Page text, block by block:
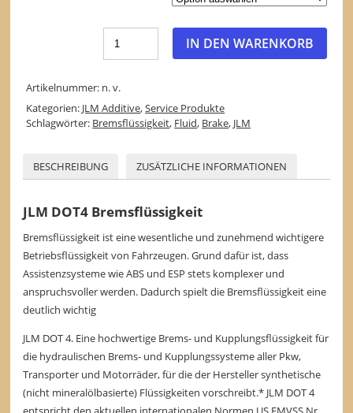
IN DEN WARENKORB
Artikelnummer: n. v.
Kategorien: JLM Additive,Service Produkte
Schlagwörter: Bremsflüssigkeit, Fluid, Brake, JLM
BESCHREIBUNG ZUSÄTZLICHE INFORMATIONEN
JLM DOT4 Bremsflüssigkeit
Bremsflüssigkeit ist eine wesentliche und zunehmend wichtigere
Betriebsflüssigkeit von Fahrzeugen. Grund dafür ist, dass
Assistenzsysteme wie ABS und ESP stets komplexer und
anspruchsvoller werden. Dadurch spielt die Bremsflüssigkeit eine
deutlich wichtig
JLM DOT 4. Eine hochwertige Brems- und Kupplungsflüssigkeit für
die hydraulischen Brems- und Kupplungssysteme aller Pkw,
Transporter und Motorräder, für die der Hersteller synthetische
(nicht mineralölbasierte) Flüssigkeiten vorschreibt.* JLM DOT 4